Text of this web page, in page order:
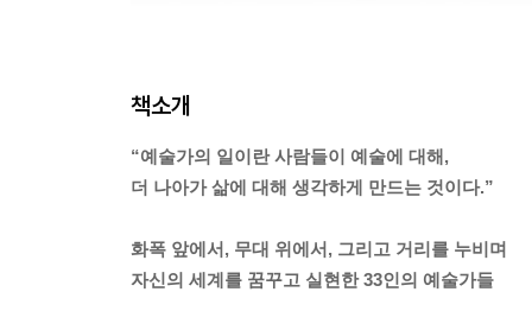
책소개
“예술가의 일이란 사람들이 예술에 대해,
더 나아가 삶에 대해 생각하게 만드는 것이다.”
화폭 앞에서, 무대 위에서, 그리고 거리를 누비며
자신의 세계를 꿈꾸고 실현한 33인의 예술가들